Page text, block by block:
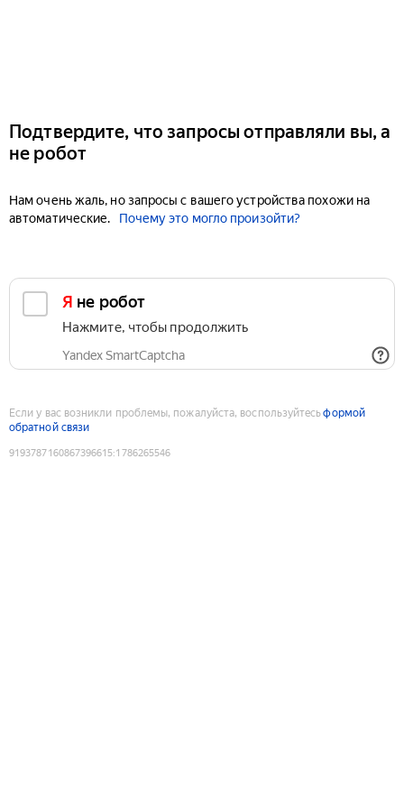
Подтвердите, что запросы отправляли вы, а
не робот
Нам очень жаль, но запросы с вашего устройства похожи на
автоматические.
Почему это могло произойти?
Я не робот
Нажмите, чтобы продолжить
Yandex SmartCaptcha
Если у вас возникли проблемы, пожалуйста, воспользуйтесьформой
обратной связи
9193787160867396615:1786265546